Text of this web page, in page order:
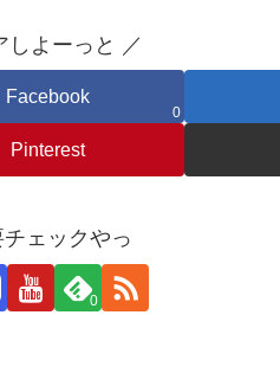
しよーっと ／
Facebook
0
Pinterest
ェックやっ
0